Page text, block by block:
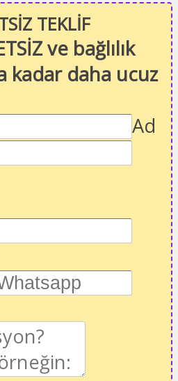
TEKLİF
ve bağlılık
kadar daha ucuz
Ad